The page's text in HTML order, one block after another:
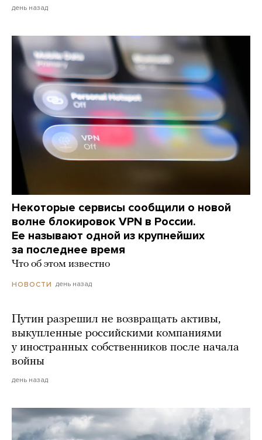
день назад
Некоторые сервисы сообщили о новой
волне блокировок VPN в России.
Ее называют одной из крупнейших
за последнее время
Что об этом известно
НОВОСТИ день назад
Путин разрешил не возвращать активы,
выкупленные российскими компаниями
у иностранных собственников после начала
войны
день назад